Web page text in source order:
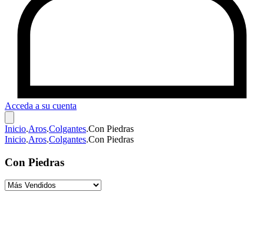
Acceda a su cuenta
Inicio.Aros.Colgantes.Con Piedras
Inicio.Aros.Colgantes.Con Piedras
Con Piedras